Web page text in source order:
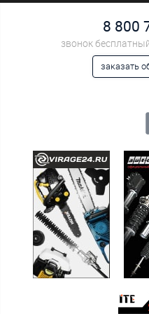
8 800
звонок
заказать